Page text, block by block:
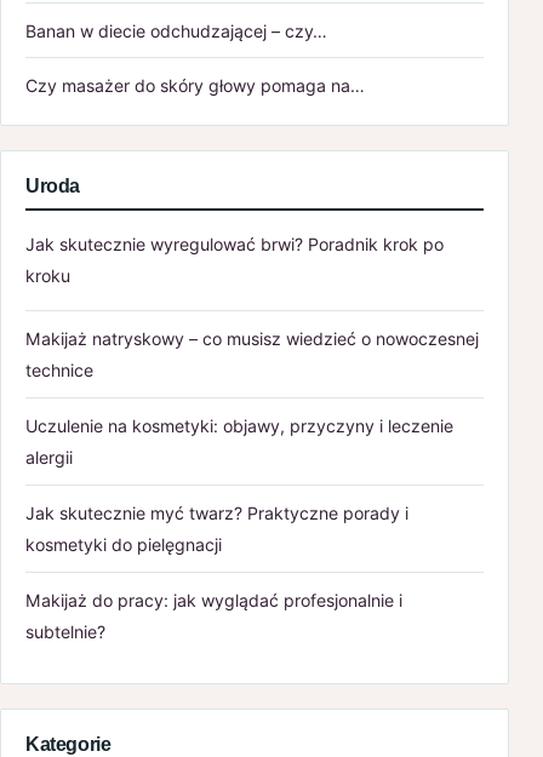
Banan w diecie odchudzającej – czy…
Czy masażer do skóry głowy pomaga na…
Uroda
Jak skutecznie wyregulować brwi? Poradnik krok po
kroku
Makijaż natryskowy – co musisz wiedzieć o nowoczesnej
technice
Uczulenie na kosmetyki: objawy, przyczyny i leczenie
alergii
Jak skutecznie myć twarz? Praktyczne porady i
kosmetyki do pielęgnacji
Makijaż do pracy: jak wyglądać profesjonalnie i
subtelnie?
Kategorie